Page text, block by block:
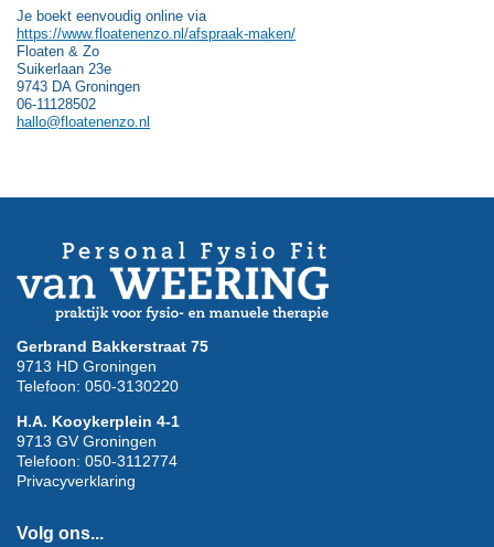
Je boekt eenvoudig online via
https://www.floatenenzo.nl/afspraak-maken/
Floaten & Zo
Suikerlaan 23e
9743 DA Groningen
06-11128502
hallo@floatenenzo.nl
Gerbrand Bakkerstraat 75
9713 HD Groningen
Telefoon: 050-3130220
H.A. Kooykerplein 4-1
9713 GV Groningen
Telefoon: 050-3112774
Privacyverklaring
Volg ons...